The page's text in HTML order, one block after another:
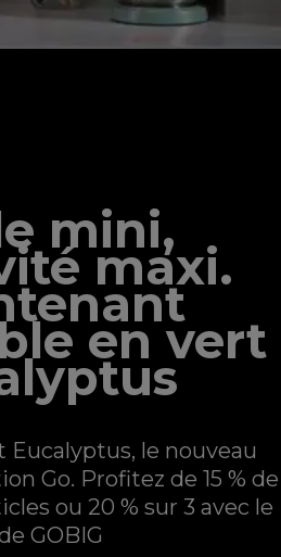
mini,
maxi.
en vert
Eucalyptus, le nouveau
Go. Profitez de 15 % de
ou 20 % sur 3 avec le
GOBIG